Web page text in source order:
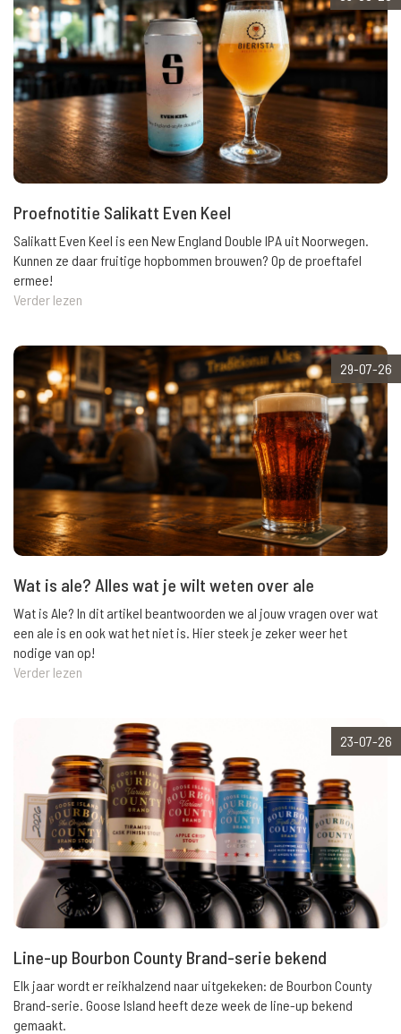
Proefnotitie Salikatt Even Keel
Salikatt Even Keel is een New England Double IPA uit Noorwegen.
Kunnen ze daar fruitige hopbommen brouwen? Op de proeftafel
ermee!
Verder lezen
29-07-26
Wat is ale? Alles wat je wilt weten over ale
Wat is Ale? In dit artikel beantwoorden we al jouw vragen over wat
een ale is en ook wat het niet is. Hier steek je zeker weer het
nodige van op!
Verder lezen
23-07-26
Line-up Bourbon County Brand-serie bekend
Elk jaar wordt er reikhalzend naar uitgekeken: de Bourbon County
Brand-serie. Goose Island heeft deze week de line-up bekend
gemaakt.